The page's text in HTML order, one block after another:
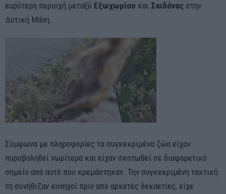
ευρύτερη περιοχή μεταξύ Εξωχωρίου και Σαιδόνας στην
Δυτική Μάνη.
Σύμφωνα με πληροφορίες τα συγκεκριμένα ζώα είχαν
πυροβοληθεί νωρίτερα και είχαν σκοτωθεί σε διαφορετικό
σημείο από αυτό που κρεμάστηκαν. Την συγκεκριμένη τακτική
τη συνήθιζαν κυνηγοί πριν από αρκετές δεκαετίες, είχε